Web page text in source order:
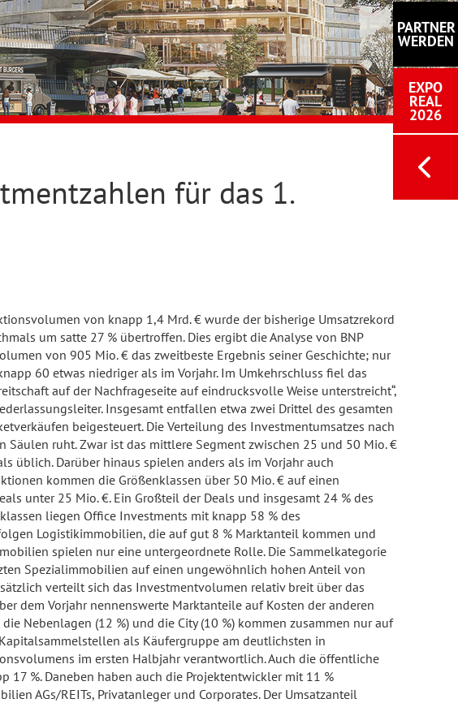
PARTNER
WERDEN
EXPO
REAL
2026
für das 1.
von knapp 1,4 Mrd. € wurde der bisherige Umsatzrekord
um satte 27 % übertroffen. Dies ergibt die Analyse von BNP
von 905 Mio. € das zweitbeste Ergebnis seiner Geschichte; nur
60 etwas niedriger als im Vorjahr. Im Umkehrschluss fiel das
auf der Nachfrageseite auf eindrucksvolle Weise unterstreicht“,
Insgesamt entfallen etwa zwei Drittel des gesamten
beigesteuert. Die Verteilung des Investmentumsatzes nach
ruht. Zwar ist das mittlere Segment zwischen 25 und 50 Mio. €
üblich. Darüber hinaus spielen anders als im Vorjahr auch
kommen die Größenklassen über 50 Mio. € auf einen
unter 25 Mio. €. Ein Großteil der Deals und insgesamt 24 % des
liegen Office Investments mit knapp 58 % des
Logistikimmobilien, die auf gut 8 % Marktanteil kommen und
spielen nur eine untergeordnete Rolle. Die Sammelkategorie
Spezialimmobilien auf einen ungewöhnlich hohen Anteil von
verteilt sich das Investmentvolumen relativ breit über das
dem Vorjahr nennenswerte Marktanteile auf Kosten der anderen
Nebenlagen (12 %) und die City (10 %) kommen zusammen nur auf
als Käufergruppe am deutlichsten in
im ersten Halbjahr verantwortlich. Auch die öffentliche
%. Daneben haben auch die Projektentwickler mit 11 %
AGs/REITs, Privatanleger und Corporates. Der Umsatzanteil